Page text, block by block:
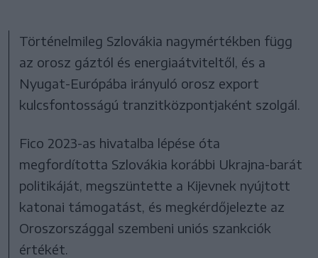
Történelmileg Szlovákia nagymértékben függ
az orosz gáztól és energiaátviteltől, és a
Nyugat-Európába irányuló orosz export
kulcsfontosságú tranzitközpontjaként szolgál.
Fico 2023-as hivatalba lépése óta
megfordította Szlovákia korábbi Ukrajna-barát
politikáját, megszüntette a Kijevnek nyújtott
katonai támogatást, és megkérdőjelezte az
Oroszországgal szembeni uniós szankciók
értékét.